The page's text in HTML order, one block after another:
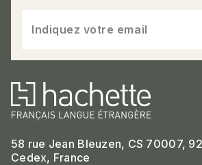
Indiquez votre email
58 rue Jean Bleuzen, CS 70007,
Cedex, France